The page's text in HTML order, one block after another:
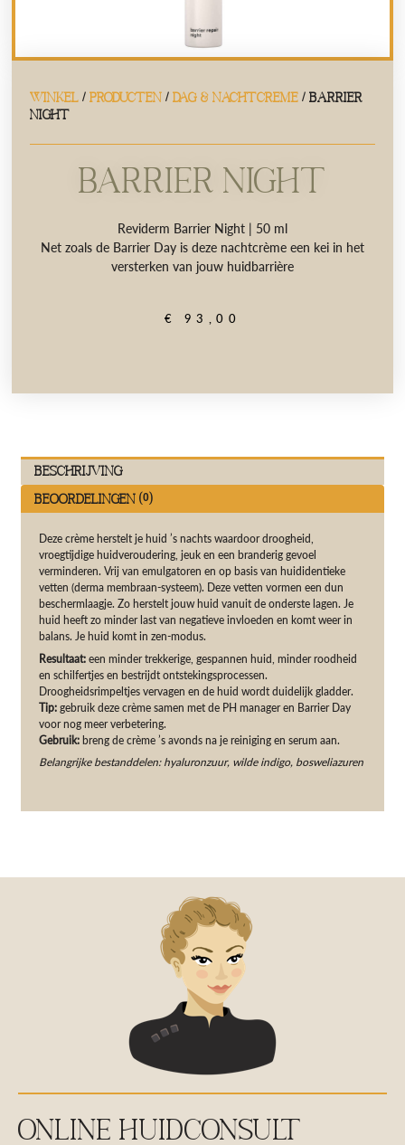
WINKEL /PRODUCTEN /DAG & NACHTCREME / BARRIER
NIGHT
BARRIER NIGHT
Reviderm Barrier Night | 50 ml
Net zoals de Barrier Day is deze nachtcrème een kei in het
versterken van jouw huidbarrière
€ 93,00
Beschrijving
Beoordelingen (0)
Deze crème herstelt je huid ’s nachts waardoor droogheid,
vroegtijdige huidveroudering, jeuk en een branderig gevoel
verminderen. Vrij van emulgatoren en op basis van huididentieke
vetten (derma membraan-systeem). Deze vetten vormen een dun
beschermlaagje. Zo herstelt jouw huid vanuit de onderste lagen. Je
huid heeft zo minder last van negatieve invloeden en komt weer in
balans. Je huid komt in zen-modus.
Resultaat: een minder trekkerige, gespannen huid, minder roodheid
en schilfertjes en bestrijdt ontstekingsprocessen.
Droogheidsrimpeltjes vervagen en de huid wordt duidelijk gladder.
Tip: gebruik deze crème samen met de PH manager en Barrier Day
voor nog meer verbetering.
Gebruik: breng de crème ’s avonds na je reiniging en serum aan.
Belangrijke bestanddelen: hyaluronzuur, wilde indigo, bosweliazuren
ONLINE HUIDCONSULT